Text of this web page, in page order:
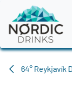
Zum Inhalt springen
64° Reykjavík